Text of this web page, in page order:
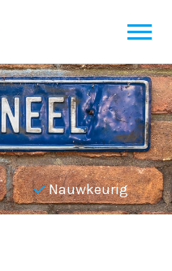
Nauwkeurig